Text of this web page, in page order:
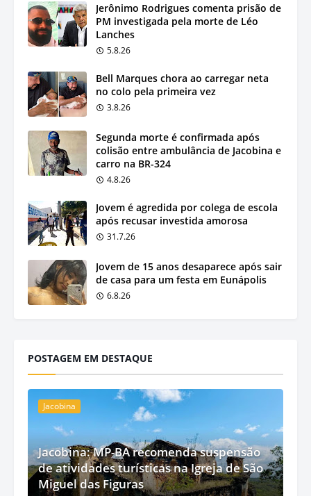
Jerônimo Rodrigues comenta prisão de
PM investigada pela morte de Léo
Lanches
5.8.26
Bell Marques chora ao carregar neta
no colo pela primeira vez
3.8.26
Segunda morte é confirmada após
colisão entre ambulância de Jacobina e
carro na BR-324
4.8.26
Jovem é agredida por colega de escola
após recusar investida amorosa
31.7.26
Jovem de 15 anos desaparece após sair
de casa para um festa em Eunápolis
6.8.26
POSTAGEM EM DESTAQUE
Jacobina
Jacobina: MP-BA recomenda suspensão
de atividades turísticas na Igreja de São
Miguel das Figuras